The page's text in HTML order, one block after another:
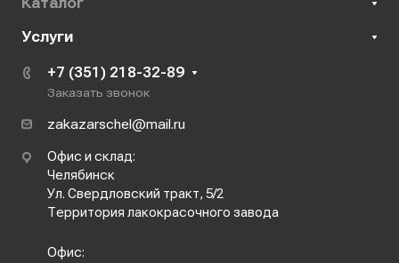
Услуги
+7 (351) 218-32-89
Заказать звонок
zakazarschel@mail.ru
Офис и склад:
Челябинск
Ул. Свердловский тракт, 5/2
Территория лакокрасочного завода
Офис: